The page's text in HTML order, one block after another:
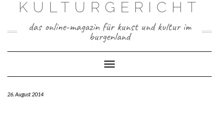
KULTURGERICHT
das online-magazin für kunst und kultur im
burgenland
Toggle
Navigation
26. August 2014